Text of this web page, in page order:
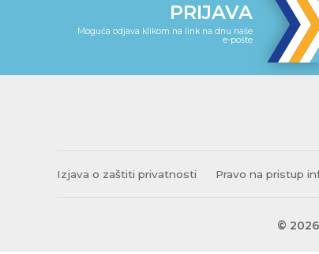
PRIJAVA
Moguća odjava klikom na link na dnu naše
e-pošte
Izjava o zaštiti privatnosti Pravo na pristup
© 2026